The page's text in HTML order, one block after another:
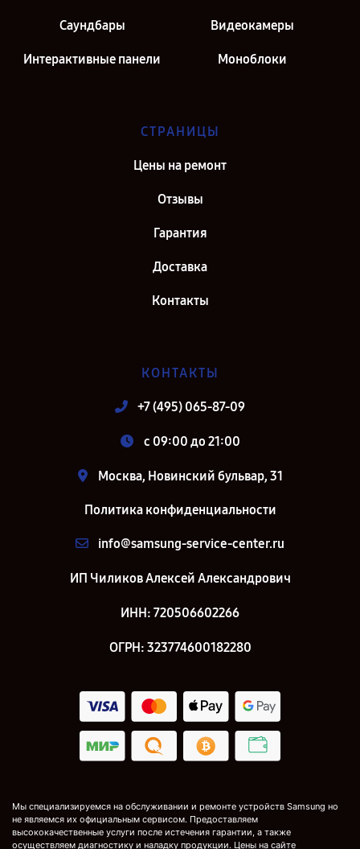
Саундбары Видеокамеры
Интерактивные панели Моноблоки
СТРАНИЦЫ
Цены на ремонт
Отзывы
Гарантия
Доставка
Контакты
КОНТАКТЫ
+7 (495) 065-87-09
c 09:00 до 21:00
Москва, Новинский бульвар, 31
Политика конфиденциальности
info@samsung-service-center.ru
ИП Чиликов Алексей Александрович
ИНН: 720506602266
ОГРН: 323774600182280
Мы специализируемся на обслуживании и ремонте устройств Samsung но
не являемся их официальным сервисом. Предоставляем
высококачественные услуги после истечения гарантии, а также
осуществляем диагностику и наладку продукции. Цены на сайте